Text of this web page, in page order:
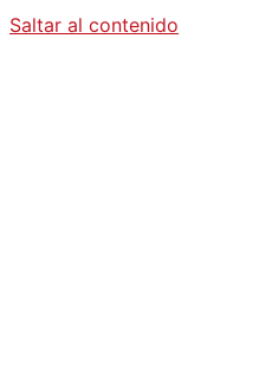
Saltar al contenido